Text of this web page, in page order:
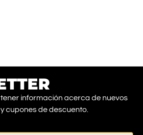
información acerca de nuevos
cupones de descuento.